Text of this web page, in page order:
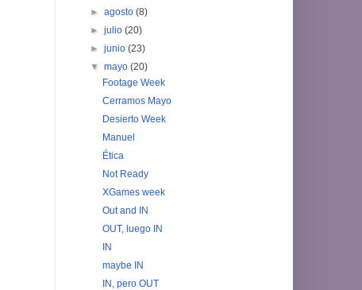
►agosto(8)
►julio(20)
►junio(23)
▼mayo(20)
Footage Week
Cerramos Mayo
Desierto Week
Manuel
Ética
Not Ready
XGames week
Out and IN
OUT, luego IN
IN
maybe IN
IN, pero OUT